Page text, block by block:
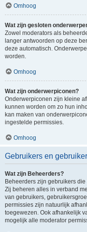
Omhoog
Wat zijn gesloten
Zowel moderators als
langer antwoorden op deze
deze automatisch.
worden.
Omhoog
Wat zijn onderwerpiconen?
Onderwerpiconen zijn kleine
kunnen worden om zo hun
kan maken van
ingestelde permissies.
Omhoog
Gebruikers en
Wat zijn Beheerders?
Beheerders zijn gebruikers
Zij beheren alles in verband
van gebruikers,
permissies zijn natuurlijk
toegewezen. Ook afhankelijk
mogelijk alle moderator